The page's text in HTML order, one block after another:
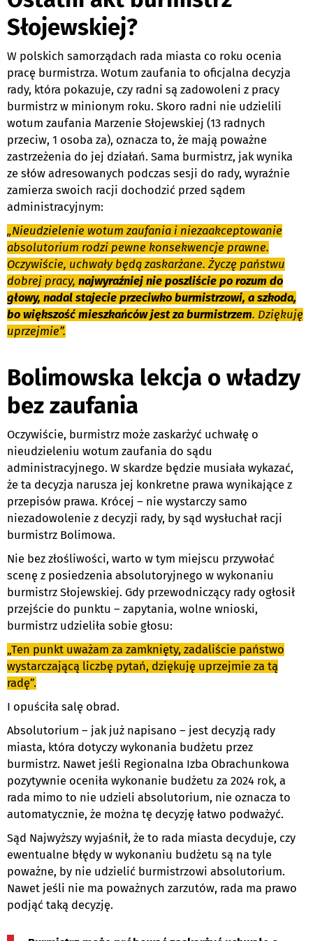
Słojewskiej?
W polskich samorządach rada miasta co roku ocenia
pracę burmistrza. Wotum zaufania to oficjalna decyzja
rady, która pokazuje, czy radni są zadowoleni z pracy
burmistrz w minionym roku. Skoro radni nie udzielili
wotum zaufania Marzenie Słojewskiej (13 radnych
przeciw, 1 osoba za), oznacza to, że mają poważne
zastrzeżenia do jej działań. Sama burmistrz, jak wynika
ze słów adresowanych podczas sesji do rady, wyraźnie
zamierza swoich racji dochodzić przed sądem
administracyjnym:
„Nieudzielenie wotum zaufania i niezaakceptowanie
absolutorium rodzi pewne konsekwencje prawne.
Oczywiście, uchwały będą zaskarżane. Życzę państwu
dobrej pracy, najwyraźniej nie poszliście po rozum do
głowy, nadal stajecie przeciwko burmistrzowi, a szkoda,
bo większość mieszkańców jest za burmistrzem. Dziękuję
uprzejmie”.
Bolimowska lekcja o władzy
bez zaufania
Oczywiście, burmistrz może zaskarżyć uchwałę o
nieudzieleniu wotum zaufania do sądu
administracyjnego. W skardze będzie musiała wykazać,
że ta decyzja narusza jej konkretne prawa wynikające z
przepisów prawa. Krócej – nie wystarczy samo
niezadowolenie z decyzji rady, by sąd wysłuchał racji
burmistrz Bolimowa.
Nie bez złośliwości, warto w tym miejscu przywołać
scenę z posiedzenia absolutoryjnego w wykonaniu
burmistrz Słojewskiej. Gdy przewodniczący rady ogłosił
przejście do punktu – zapytania, wolne wnioski,
burmistrz udzieliła sobie głosu:
„Ten punkt uważam za zamknięty, zadaliście państwo
wystarczającą liczbę pytań, dziękuję uprzejmie za tą
radę”.
I opuściła salę obrad.
Absolutorium – jak już napisano – jest decyzją rady
miasta, która dotyczy wykonania budżetu przez
burmistrz. Nawet jeśli Regionalna Izba Obrachunkowa
pozytywnie oceniła wykonanie budżetu za 2024 rok, a
rada mimo to nie udzieli absolutorium, nie oznacza to
automatycznie, że można tę decyzję łatwo podważyć.
Sąd Najwyższy wyjaśnił, że to rada miasta decyduje, czy
ewentualne błędy w wykonaniu budżetu są na tyle
poważne, by nie udzielić burmistrzowi absolutorium.
Nawet jeśli nie ma poważnych zarzutów, rada ma prawo
podjąć taką decyzję.